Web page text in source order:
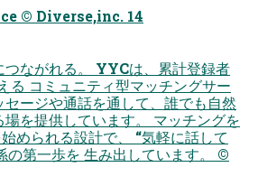
©︎ Diverse,inc. 14
つながれる。 YYCは、累計登録者
る コミュニティ型マッチングサー
セージや通話を通して、誰でも自然
場を提供しています。 マッチングを
められる設計で、 “気軽に話して
の第一歩を 生み出しています。 ©︎